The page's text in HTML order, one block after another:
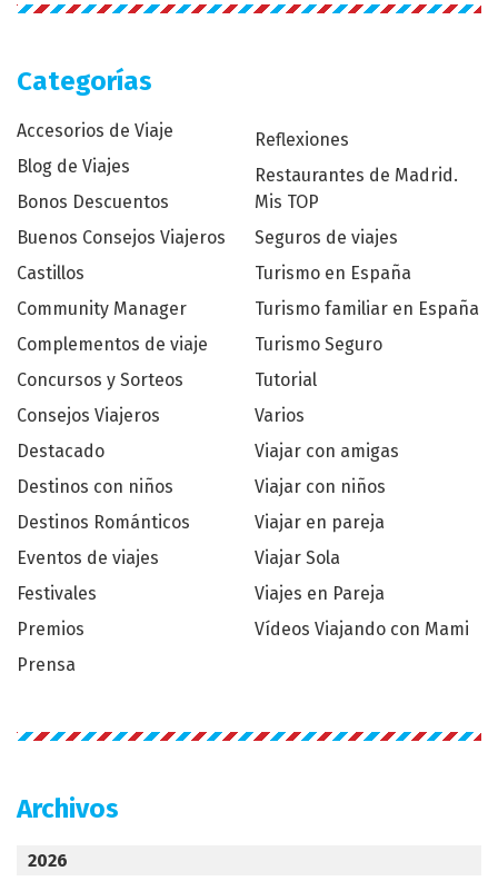
Categorías
Accesorios de Viaje
Blog de Viajes
Bonos Descuentos
Buenos Consejos Viajeros
Castillos
Community Manager
Complementos de viaje
Concursos y Sorteos
Consejos Viajeros
Destacado
Destinos con niños
Destinos Románticos
Eventos de viajes
Festivales
Premios
Prensa
Reflexiones
Restaurantes de Madrid.
Mis TOP
Seguros de viajes
Turismo en España
Turismo familiar en España
Turismo Seguro
Tutorial
Varios
Viajar con amigas
Viajar con niños
Viajar en pareja
Viajar Sola
Viajes en Pareja
Vídeos Viajando con Mami
Archivos
2026